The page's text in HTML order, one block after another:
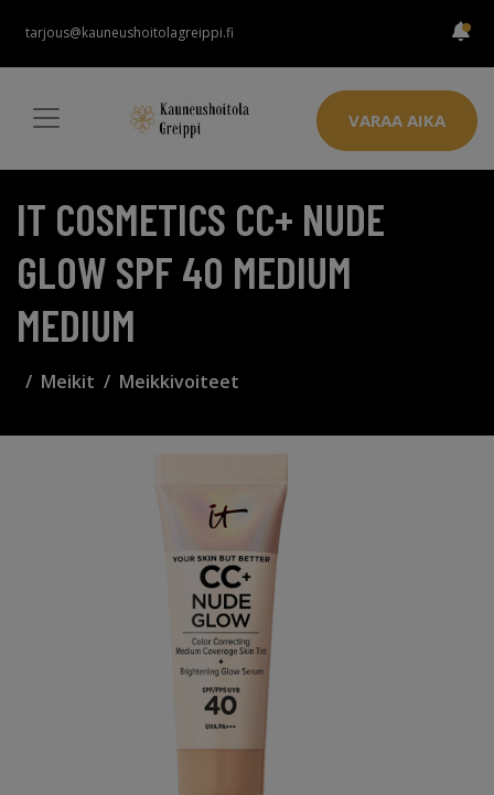
tarjous@kauneushoitolagreippi.fi
VARAA AIKA
IT COSMETICS CC+ NUDE
GLOW SPF 40 MEDIUM
MEDIUM
Meikit Meikkivoiteet